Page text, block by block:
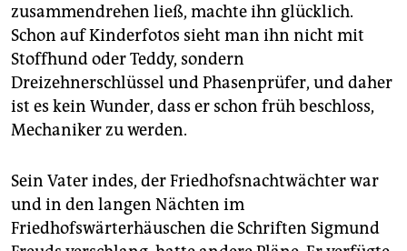
verlag
veranstaltungen
shop
fragen & hilfe
abo
genossenschaft
zusammendrehen ließ, machte ihn glücklich.
Schon auf Kinderfotos sieht man ihn nicht mit
Stoffhund oder Teddy, sondern
Dreizehnerschlüssel und Phasenprüfer, und daher
ist es kein Wunder, dass er schon früh beschloss,
Mechaniker zu werden.
Sein Vater indes, der Friedhofsnachtwächter war
und in den langen Nächten im
Friedhofswärterhäuschen die Schriften Sigmund